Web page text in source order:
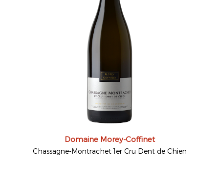
Domaine Morey-Coffinet
Chassagne-Montrachet 1er Cru Dent de Chien